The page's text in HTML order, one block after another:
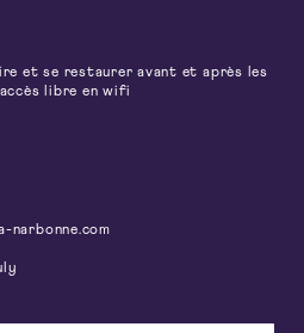
et se restaurer avant et après les
libre en wifi
narbonne.com